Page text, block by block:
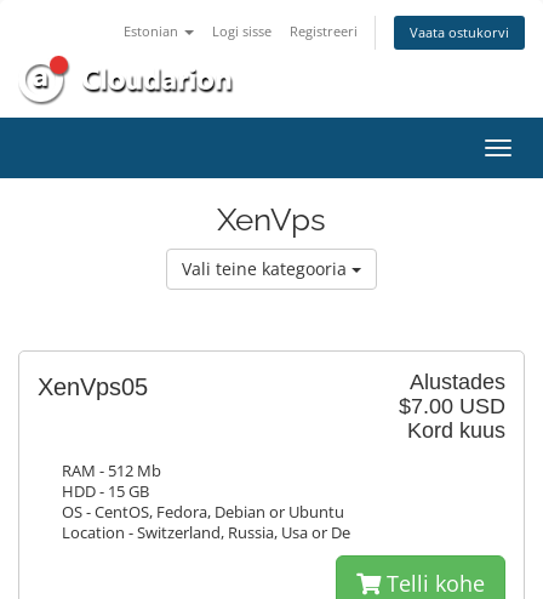
Estonian Logi sisse Registreeri Vaata ostukorvi
XenVps
Vali teine kategooria
Alustades
$7.00 USD
Kord kuus
XenVps05
RAM - 512 Mb
HDD - 15 GB
OS - CentOS, Fedora, Debian or Ubuntu
Location - Switzerland, Russia, Usa or De
Telli kohe